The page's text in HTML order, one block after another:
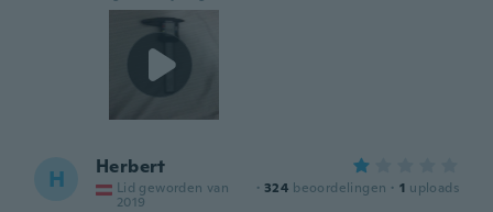
H Herbert
Lid geworden van
2019
· 324 beoordelingen · 1 uploads